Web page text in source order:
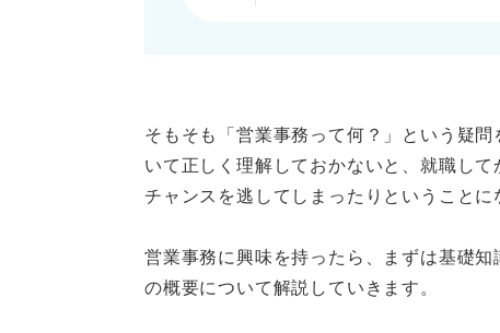
そもそも「営業事務って何？」という疑
いて正しく理解しておかないと、就職し
チャンスを逃してしまったりということに
営業事務に興味を持ったら、まずは基礎
の概要について解説していきます。